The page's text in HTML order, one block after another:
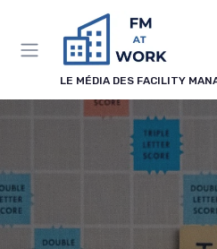
LE MÉDIA DES FACILITY
Panneau de gestion des cookies